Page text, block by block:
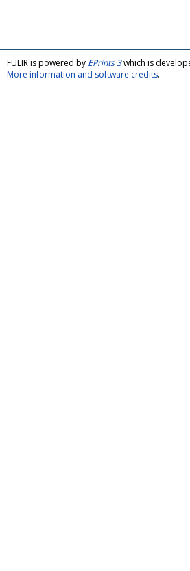
FULIR is powered by EPrints 3which is
More information and software credits.